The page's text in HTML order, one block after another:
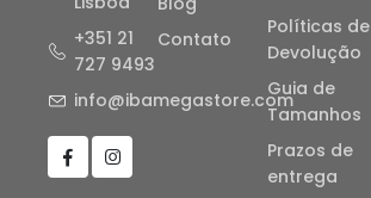
+351 21
727 9493
info@ibamegastore.com
Contato
Políticas de
Devolução
Guia de
Tamanhos
Prazos de
entrega